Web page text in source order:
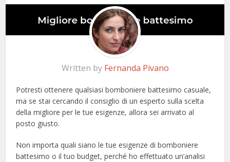
Written by Fernanda Pivano
Potresti ottenere qualsiasi bomboniere battesimo casuale,
ma se stai cercando il consiglio di un esperto sulla scelta
della migliore per le tue esigenze, allora sei arrivato al
posto giusto.
Non importa quali siano le tue esigenze di bomboniere
battesimo o il tuo budget, perché ho effettuato un’analisi